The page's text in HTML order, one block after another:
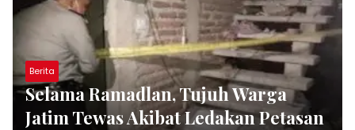
Berita
Selama Ramadlan, Tujuh Warga
Jatim Tewas Akibat Ledakan Petasan